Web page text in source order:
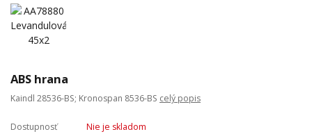
ABS hrana
Kaindl 28536-BS; Kronospan 8536-BS celý popis
Dostupnosť Nie je skladom